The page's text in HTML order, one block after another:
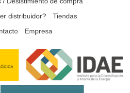
distribuidor?
Tiendas
Empresa